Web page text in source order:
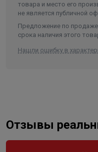
Вес в упаковке, кг
Высота
товара и место его
не является публичной
Предложение по продаже
срока наличия этого
Нашли ошибку в
Отзывы